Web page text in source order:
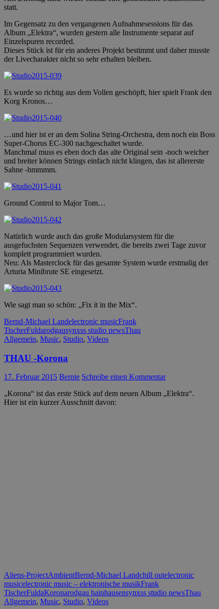
statt.
Im Gegensatz zu den vergangenen Aufnahmesessions für das
Album „Elektra“, wurden gestern alle Instrumente separat auf
Einzelspuren recorded.
Dieses Stück ist für ein anderes Projekt bestimmt und daher musste
der Livecharakter nicht so sehr erhalten bleiben.
Es wurde so richtig aus dem Vollen geschöpft, hier spielt Frank den
Korg Kronos…
…und hier ist er an dem Solina String-Orchestra, dem noch ein Boss
Super-Chorus EC-300 nachgeschaltet wurde.
Manchmal muss es eben doch das alte Original sein -noch weicher
und breiter können Strings einfach nicht klingen, das ist allererste
Sahne -hmmmm.
Ground Control to Major Tom…
Natürlich wurde auch das große Modularsystem für die
ausgefuchsten Sequenzen verwendet, die bereits zwei Tage zuvor
komplett programmiert wurden.
Neu: Als Masterclock für das gesamte System wurde erstmalig der
Arturia Minibrute SE eingesetzt.
Wie sagt man so schön: „Fix it in the Mix“.
Bernd-Michael Landelectronic musicFrank
TischerFuldarodgausynxss studio newsThau
Allgemein, Music, Studio, Videos
THAU -Korona
17. Februar 2015 Bernie Schreibe einen Kommentar
„Korona“ ist das erste Stück auf dem neuen Album „Elektra“.
Hier ist ein kurzer Ausschnitt davon:
Aliens-ProjectAmbientBernd-Michael Landchill outelectronic
musicelectronic music – elektronische musikFrank
TischerFuldaKoronarodgau hainhausensynxss studio newsThau
Allgemein, Music, Studio, Videos